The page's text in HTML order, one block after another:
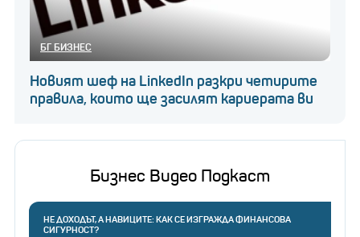
БГ БИЗНЕС
Новият шеф на LinkedIn разкри четирите
правила, които ще засилят кариерата ви
Бизнес Видео Подкаст
НЕ ДОХОДЪТ, А НАВИЦИТЕ: КАК СЕ ИЗГРАЖДА ФИНАНСОВА
СИГУРНОСТ?